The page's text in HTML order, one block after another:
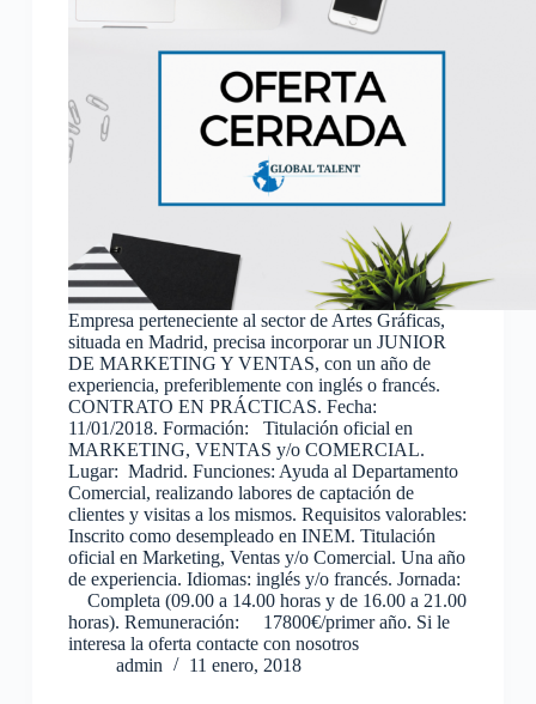
Empresa perteneciente al sector de Artes Gráficas,
situada en Madrid, precisa incorporar un JUNIOR
DE MARKETING Y VENTAS, con un año de
experiencia, preferiblemente con inglés o francés.
CONTRATO EN PRÁCTICAS. Fecha:
11/01/2018. Formación: Titulación oficial en
MARKETING, VENTAS y/o COMERCIAL.
Lugar: Madrid. Funciones: Ayuda al Departamento
Comercial, realizando labores de captación de
clientes y visitas a los mismos. Requisitos valorables:
Inscrito como desempleado en INEM. Titulación
oficial en Marketing, Ventas y/o Comercial. Una año
de experiencia. Idiomas: inglés y/o francés. Jornada:
Completa (09.00 a 14.00 horas y de 16.00 a 21.00
horas). Remuneración: 17800€/primer año. Si le
interesa la oferta contacte con nosotros
admin
11 enero, 2018